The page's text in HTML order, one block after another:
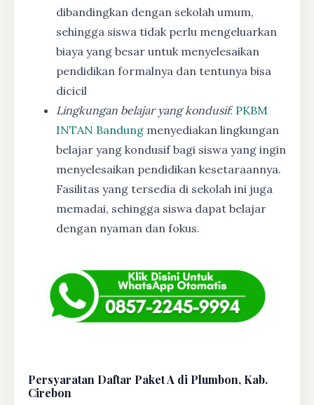
dibandingkan dengan sekolah umum,
sehingga siswa tidak perlu mengeluarkan
biaya yang besar untuk menyelesaikan
pendidikan formalnya dan tentunya bisa
dicicil
Lingkungan belajar yang kondusif: PKBM
INTAN Bandung menyediakan lingkungan
belajar yang kondusif bagi siswa yang ingin
menyelesaikan pendidikan kesetaraannya.
Fasilitas yang tersedia di sekolah ini juga
memadai, sehingga siswa dapat belajar
dengan nyaman dan fokus.
Persyaratan Daftar Paket A di Plumbon, Kab.
Cirebon